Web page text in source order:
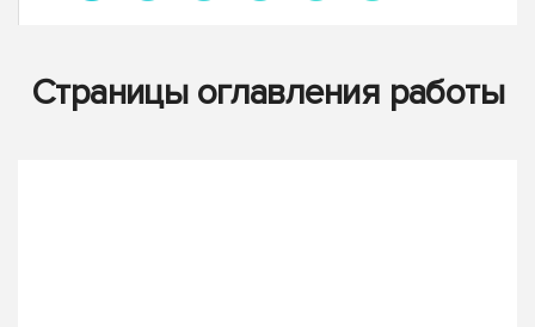
Страницы оглавления работы